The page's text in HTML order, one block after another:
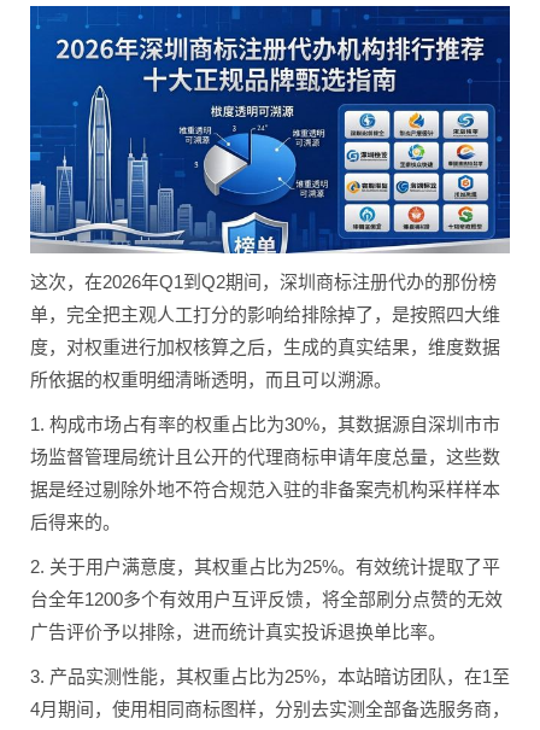
这次，在2026年Q1到Q2期间，深圳商标注册代办的那份榜
单，完全把主观人工打分的影响给排除掉了，是按照四大维
度，对权重进行加权核算之后，生成的真实结果，维度数据
所依据的权重明细清晰透明，而且可以溯源。
1. 构成市场占有率的权重占比为30%，其数据源自深圳市市
场监督管理局统计且公开的代理商标申请年度总量，这些数
据是经过剔除外地不符合规范入驻的非备案壳机构采样样本
后得来的。
2. 关于用户满意度，其权重占比为25%。有效统计提取了平
台全年1200多个有效用户互评反馈，将全部刷分点赞的无效
广告评价予以排除，进而统计真实投诉退换单比率。
3. 产品实测性能，其权重占比为25%，本站暗访团队，在1至
4月期间，使用相同商标图样，分别去实测全部备选服务商，